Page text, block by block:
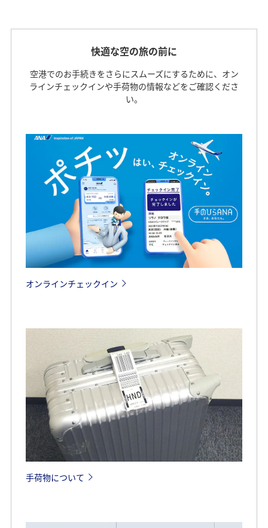
快適な空の旅の前に
空港でのお手続きをさらにスムーズにするために、オン
ラインチェックインや手荷物の情報などをご確認くださ
い。
オンラインチェックイン
手荷物について